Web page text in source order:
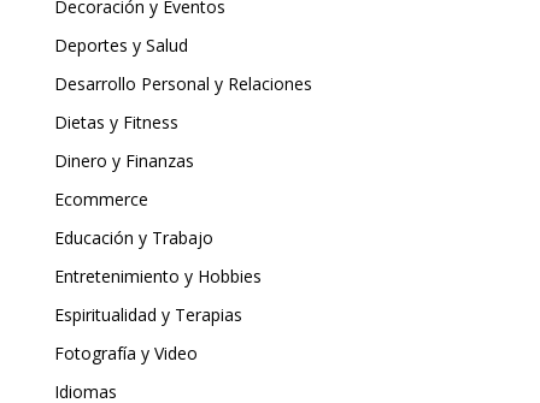
Decoración y Eventos
Deportes y Salud
Desarrollo Personal y Relaciones
Dietas y Fitness
Dinero y Finanzas
Ecommerce
Educación y Trabajo
Entretenimiento y Hobbies
Espiritualidad y Terapias
Fotografía y Video
Idiomas